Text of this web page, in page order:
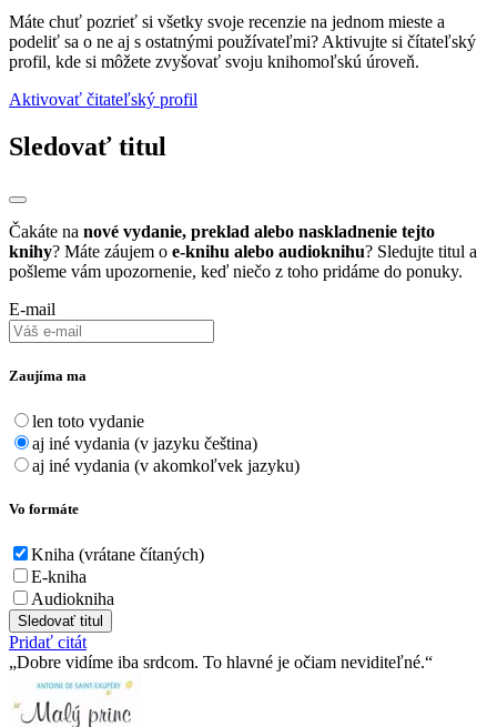
Máte chuť pozrieť si všetky svoje recenzie na jednom mieste a
podeliť sa o ne aj s ostatnými používateľmi? Aktivujte si čítateľský
profil, kde si môžete zvyšovať svoju knihomoľskú úroveň.
Aktivovať čitateľský profil
Sledovať titul
Čakáte na nové vydanie, preklad alebo naskladnenie tejto
knihy? Máte záujem o e-knihu alebo audioknihu? Sledujte titul a
pošleme vám upozornenie, keď niečo z toho pridáme do ponuky.
E-mail
Zaujíma ma
len toto vydanie
aj iné vydania (v jazyku čeština)
aj iné vydania (v akomkoľvek jazyku)
Vo formáte
Kniha (vrátane čítaných)
E-kniha
Audiokniha
Sledovať titul
Pridať citát
Dobre vidíme iba srdcom. To hlavné je očiam neviditeľné.